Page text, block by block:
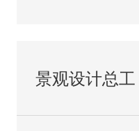
2. 能熟练使用
景观设计总工